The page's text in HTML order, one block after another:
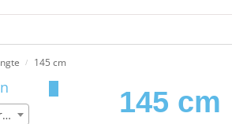
/ 145 cm
145 cm
Een categorie selecteren